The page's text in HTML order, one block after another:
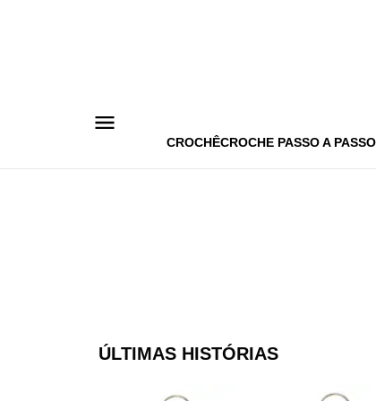
CROCHÊCROCHE PASSO A PASSO
ÚLTIMAS HISTÓRIAS